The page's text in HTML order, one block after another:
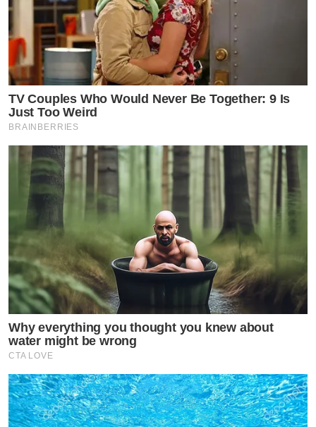
ทันทีที่ภาพเซ็ตนี้ถูกปล่อยออกมา ยอดไลก์ก็พุ่งกระฉูดทะลุ
หลักหมื่นในเวลาอันรวดเร็ว! เพื่อนพ้องในวงการและเหล่า
แฟนคลับต่างพากันเข้ามาถล่มคอมเมนต์ ไม่ว่าจะเป็น:
​”เกินไปมั้ยยยยย หัวใจจะวายแล้ว!”
“เคมีดีมากกกกก เอาอะไรมาต้าน”
“นี่มันงานศิลปะชัดๆ หล่อแพ็คคู่ไปเลยจ้า”
TV Couples Who Would Never Be Together: 9 Is
Just Too Weird
BRAINBERRIES
Why everything you thought you knew about
water might be wrong
CTA LOVE